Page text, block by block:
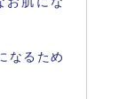
なるため